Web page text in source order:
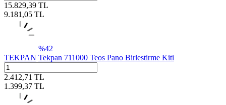
15.829,39 TL
9.181,05 TL
%42
TEKPAN Tekpan 711000 Teos Pano Birlestirme Kiti
2.412,71 TL
1.399,37 TL